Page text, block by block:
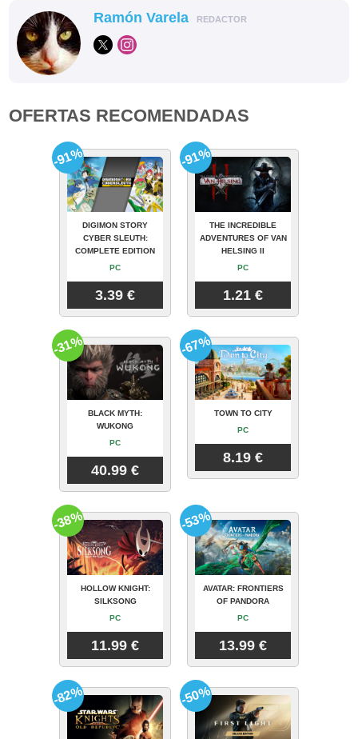
Ramón Varela REDACTOR
OFERTAS RECOMENDADAS
DIGIMON STORY
CYBER SLEUTH:
COMPLETE EDITION
PC
3.39 €
-91%
THE INCREDIBLE
ADVENTURES OF VAN
HELSING II
PC
1.21 €
-91%
BLACK MYTH:
WUKONG
PC
40.99 €
-31%
TOWN TO CITY
PC
8.19 €
-67%
HOLLOW KNIGHT:
SILKSONG
PC
11.99 €
-38%
AVATAR: FRONTIERS
OF PANDORA
PC
13.99 €
-53%
-82% -50%